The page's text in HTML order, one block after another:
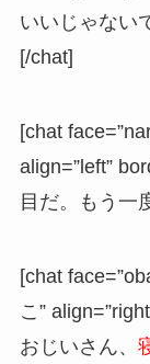
いいじゃない
[/chat]
[chat
align=”left”
目だ。もう一
[chat
こ”
おじいさん、